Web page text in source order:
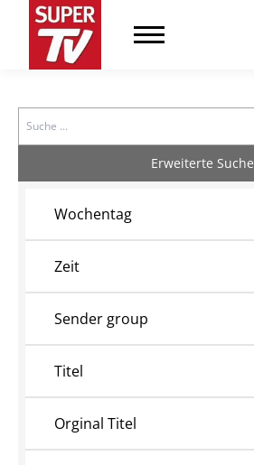
Search
Erweiterte Suche
Wochentag
Zeit
Sender group
Titel
Orginal Titel